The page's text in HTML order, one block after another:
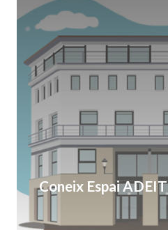
Coneix Espai ADEIT